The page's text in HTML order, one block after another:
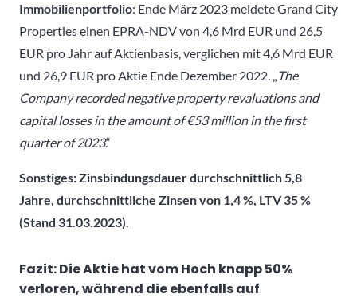
Immobilienportfolio: Ende März 2023 meldete Grand City
Properties einen EPRA-NDV von 4,6 Mrd EUR und 26,5
EUR pro Jahr auf Aktienbasis, verglichen mit 4,6 Mrd EUR
und 26,9 EUR pro Aktie Ende Dezember 2022. „ The
Company recorded negative property revaluations and
capitallosses in the amount of €53 million in the first
quarter of 2023.“
Sonstiges:Zinsbindungsdauer durchschnittlich 5,8
Jahre, durchschnittliche Zinsen von 1,4 %, LTV 35 %
(Stand 31.03.2023).
Fazit: Die Aktie hat vom Hoch knapp 50%
verloren, während die ebenfalls auf